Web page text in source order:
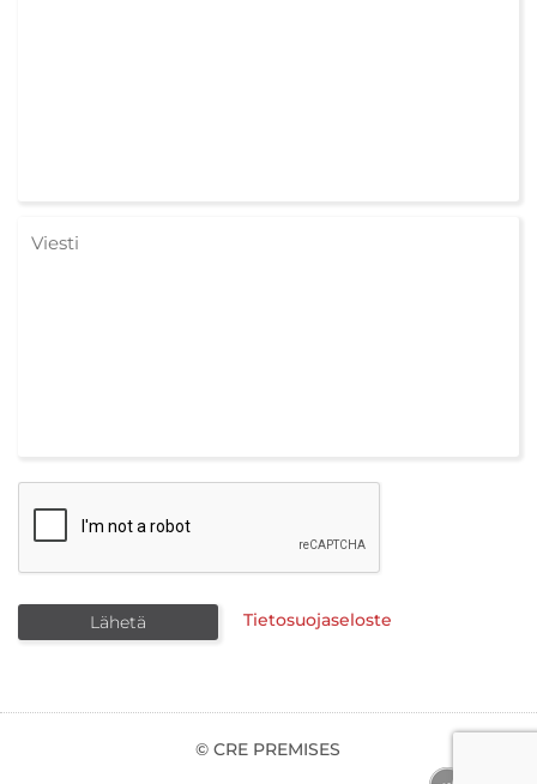
Tietosuojaseloste
© CRE PREMISES